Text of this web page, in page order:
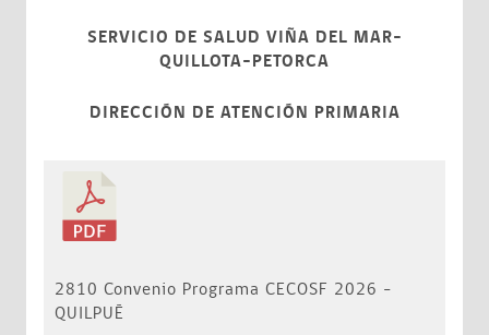
SERVICIO DE SALUD VIÑA DEL MAR-
QUILLOTA-PETORCA
DIRECCIÓN DE ATENCIÓN PRIMARIA
2810 Convenio Programa CECOSF 2026 -
QUILPUÉ